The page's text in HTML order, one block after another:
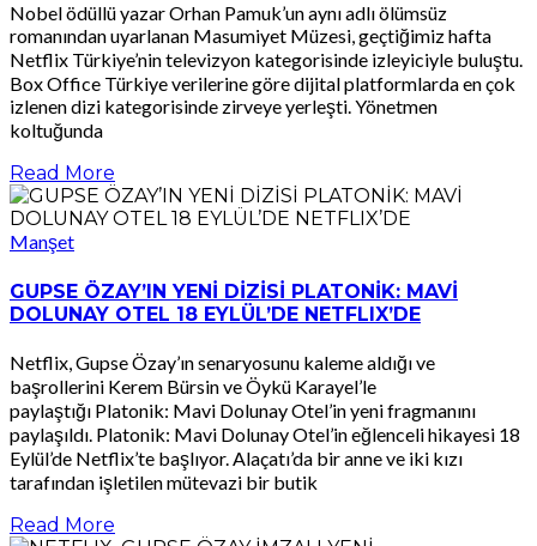
Nobel ödüllü yazar Orhan Pamuk’un aynı adlı ölümsüz
romanından uyarlanan Masumiyet Müzesi, geçtiğimiz hafta
Netflix Türkiye’nin televizyon kategorisinde izleyiciyle buluştu.
Box Office Türkiye verilerine göre dijital platformlarda en çok
izlenen dizi kategorisinde zirveye yerleşti. Yönetmen
koltuğunda
Read More
Manşet
GUPSE ÖZAY’IN YENİ DİZİSİ PLATONİK: MAVİ
DOLUNAY OTEL 18 EYLÜL’DE NETFLIX’DE
Netflix, Gupse Özay’ın senaryosunu kaleme aldığı ve
başrollerini Kerem Bürsin ve Öykü Karayel’le
paylaştığı Platonik: Mavi Dolunay Otel’in yeni fragmanını
paylaşıldı. Platonik: Mavi Dolunay Otel’in eğlenceli hikayesi 18
Eylül’de Netflix’te başlıyor. Alaçatı’da bir anne ve iki kızı
tarafından işletilen mütevazi bir butik
Read More